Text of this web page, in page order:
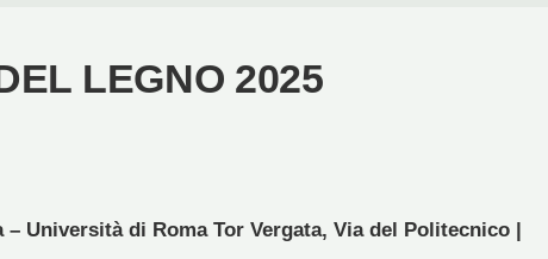
LEGNO 2025
– Università di Roma Tor Vergata, Via del Politecnico |